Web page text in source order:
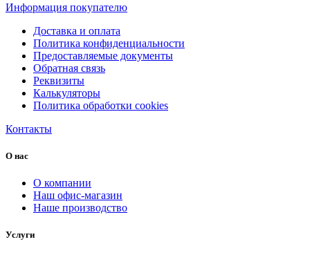
Информация покупателю
Доставка и оплата
Политика конфиденциальности
Предоставляемые документы
Обратная связь
Реквизиты
Калькуляторы
Политика обработки cookies
Контакты
О нас
О компании
Наш офис-магазин
Наше производство
Услуги